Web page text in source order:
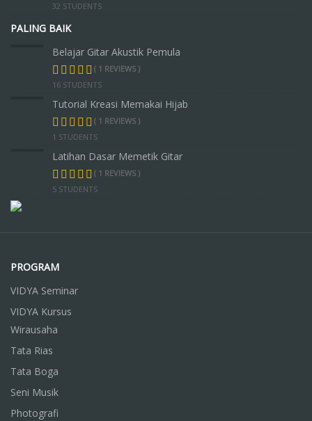
32 STUDENTS
PALING BAIK
Belajar Gitar Akustik Pemula
( 1 REVIEWS )
16 STUDENTS
Tutorial Kreasi Memakai Hijab
( 1 REVIEWS )
1 STUDENTS
Latihan Dasar Memetik Gitar
( 1 REVIEWS )
5 STUDENTS
PROGRAM
VIDYA Seminar
VIDYA Kursus
Wirausaha
Tata Rias
Tata Boga
Seni Musik
Photografi